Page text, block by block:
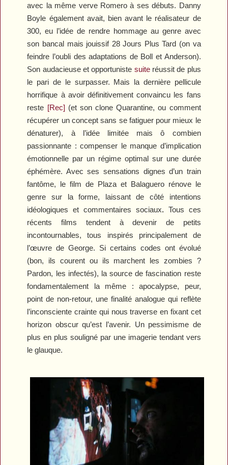
avec la même verve Romero à ses débuts. Danny
Boyle également avait, bien avant le réalisateur de
300, eu l’idée de rendre hommage au genre avec
son bancal mais jouissif 28 Jours Plus Tard (on va
feindre l’oubli des adaptations de Boll et Anderson).
Son audacieuse et opportuniste suiteréussit de plus
le pari de le surpasser. Mais la dernière pellicule
horrifique à avoir définitivement convaincu les fans
reste [Rec] (et son cloneQuarantine, ou comment
récupérer un concept sans se fatiguer pour mieux le
dénaturer), à l’idée limitée mais ô combien
passionnante : compenser le manque d’implication
émotionnelle par un régime optimal sur une durée
éphémère. Avec ses sensations dignes d’un train
fantôme, le film de Plaza et Balaguero rénove le
genre sur la forme, laissant de côté intentions
idéologiques et commentaires sociaux. Tous ces
récents films tendent à devenir de petits
incontournables, tous inspirés principalement de
l’œuvre de George. Si certains codes ont évolué
(bon, ils courent ou ils marchent les zombies ?
Pardon, les infectés), la source de fascination reste
fondamentalement la même : apocalypse, peur,
point de non-retour, une finalité analogue qui reflète
l’inconsciente crainte qui nous traverse en fixant cet
horizon obscur qu’est l’avenir. Un pessimisme de
plus en plus souligné par une imagerie tendant vers
le glauque.